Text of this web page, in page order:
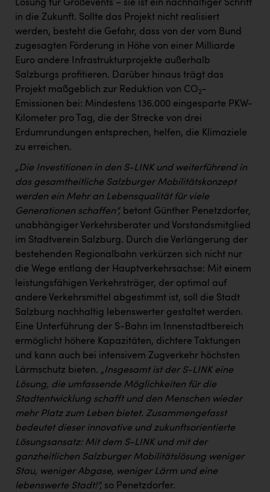
Dopgas
kunden basics
kontakt
Lösung für Großevents – sie ist ein nachhaltiger Schritt
in die Zukunft. Sollte das Projekt nicht realisiert
werden, besteht die Gefahr, dass von der vom Bund
zugesagten Förderung in Höhe von einer Milliarde
Euro andere Infrastrukturprojekte außerhalb
Salzburgs profitieren. Darüber hinaus trägt das
Projekt maßgeblich zur Reduktion von CO2-
Emissionen bei: Mindestens 136.000 eingesparte PKW-
Kilometer pro Tag, die der Strecke von drei
Erdumrundungen entsprechen, helfen, die Klimaziele
zu erreichen.
„Die Investitionen in den S-LINK und weiterführend in
das gesamtheitliche Salzburger Mobilitätskonzept
werden ein Mehr an Lebensqualität für viele
Generationen schaffen“, betont Günther Penetzdorfer,
unabhängiger Verkehrsberater und Vorstandsmitglied
im Stadtverein Salzburg. Durch die Verlängerung der
bestehenden Regionalbahn verkürzen sich nicht nur
die Wege entlang der Hauptverkehrsachse: Mit einem
leistungsfähigen Verkehrsträger, der optimal auf
andere Verkehrsmittel abgestimmt ist, soll die Stadt
Salzburg nachhaltig lebenswerter gestaltet werden.
Eine Unterführung der S-Bahn im Innenstadtbereich
ermöglicht höhere Kapazitäten, dichtere Taktungen
und kann auch bei intensivem Zugverkehr höchsten
Lärmschutz bieten. „Insgesamt ist der S-LINK eine
Lösung, die umfassende Möglichkeiten für die
Stadtentwicklung schafft und den Menschen wieder
mehr Platz zum Leben bietet. Zusammengefasst
bedeutet dieser innovative und zukunftsorientierte
Lösungsansatz: Mit dem S-LINK und mit der
ganzheitlichen Salzburger Mobilitätslösung weniger
Stau, weniger Abgase, weniger Lärm und eine
lebenswerte Stadt!“, so Penetzdorfer.